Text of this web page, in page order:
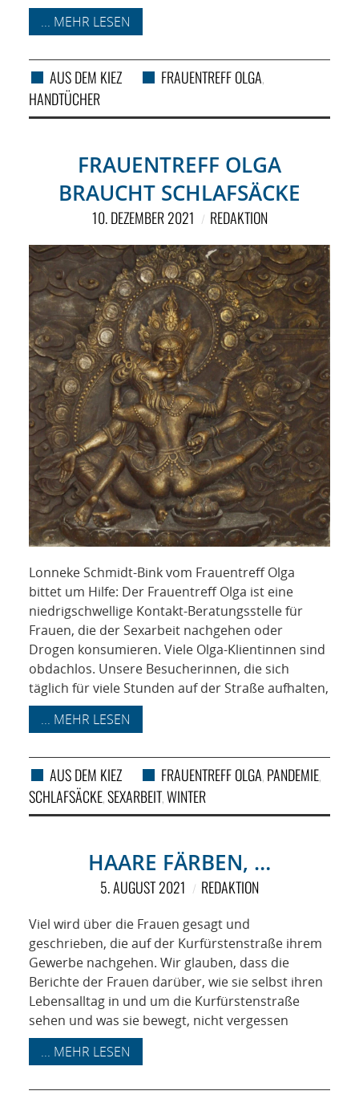
... MEHR LESEN
AUS DEM KIEZ FRAUENTREFF OLGA,
HANDTÜCHER
FRAUENTREFF OLGA
BRAUCHT SCHLAFSÄCKE
10. DEZEMBER 2021 REDAKTION
Lonneke Schmidt-Bink vom Frauentreff Olga
bittet um Hilfe: Der Frauentreff Olga ist eine
niedrigschwellige Kontakt-Beratungsstelle für
Frauen, die der Sexarbeit nachgehen oder
Drogen konsumieren. Viele Olga-Klientinnen sind
obdachlos. Unsere Besucherinnen, die sich
täglich für viele Stunden auf der Straße aufhalten,
... MEHR LESEN
AUS DEM KIEZ FRAUENTREFF OLGA, PANDEMIE,
SCHLAFSÄCKE,SEXARBEIT,WINTER
HAARE FÄRBEN, …
5. AUGUST 2021 REDAKTION
Viel wird über die Frauen gesagt und
geschrieben, die auf der Kurfürstenstraße ihrem
Gewerbe nachgehen. Wir glauben, dass die
Berichte der Frauen darüber, wie sie selbst ihren
Lebensalltag in und um die Kurfürstenstraße
sehen und was sie bewegt, nicht vergessen
... MEHR LESEN